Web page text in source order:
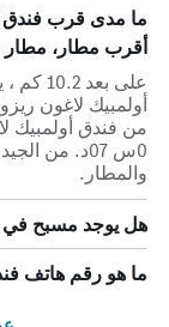
ما مدى قرب فندق
أقرب مطار،
على
أولمبيك لاغون
من فندق أولمبيك
0س 07د. من
والمطار.
هل يوجد مسبح في
ما هو رقم هاتف